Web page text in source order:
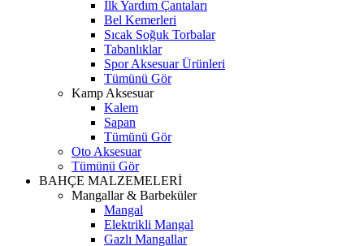
İlk Yardım Çantaları
Bel Kemerleri
Sıcak Soğuk Torbalar
Tabanlıklar
Spor Aksesuar Ürünleri
Tümünü Gör
Kamp Aksesuar
Kalem
Sapan
Tümünü Gör
Oto Aksesuar
Tümünü Gör
BAHÇE MALZEMELERİ
Mangallar & Barbeküler
Mangal
Elektrikli Mangal
Gazlı Mangallar